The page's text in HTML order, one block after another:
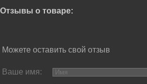
Отзывы о товаре:
Можете оставить свой отзыв
Ваше имя: